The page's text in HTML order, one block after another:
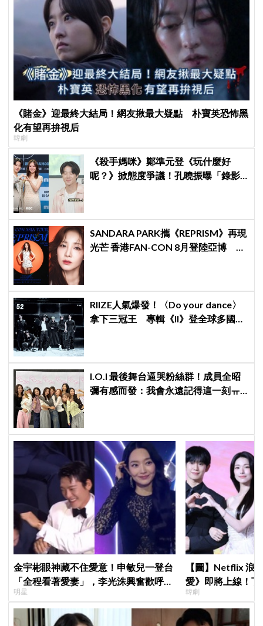
《賭金》迎最終大結局！網友揪最大疑點 朴寶英恐怖黑
化有望再拚視后
韓劇
《殺手媽咪》鄭準元登《玩什麼好
呢？》掀態度爭議！孔曉振曝「錄影
SANDARA PARK攜《REPRISM》再現
光芒 香港FAN-CON 8月登陸亞博 用
RIIZE人氣爆發！〈Do your dance〉
拿下三冠王 專輯《II》登全球多國排
I.O.I 最後舞台逼哭粉絲群！成員全昭
彌有感而發：我會永遠記得這一刻ㅠ
金宇彬眼神藏不住愛意！申敏兒一登台
「全程看著愛妻」，李光洙興奮歡呼到
被制止 XD
明星
【圖】Netflix 浪
愛》即將上線！
製作發表會，甜
韓劇